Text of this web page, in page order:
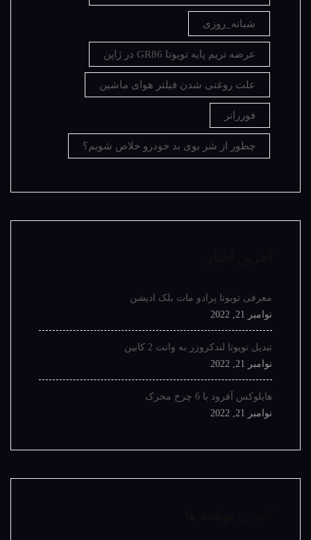
شبانه_روزی
عرضه تریم پایه تویوتا GR86 در ژاپن
علت روغنی شدن فیلتر هوای ماشین
فوررانر
چطور از شر بوی بد خودرو خلاص شویم؟
معرفی تویوتا پرادو مات بلک ادیشن
نوامبر 21, 2022
تبدیل تویوتا لندکروزر به وانت 2 کابین
نوامبر 21, 2022
هایلوکس آفرود با 6 چرخ محرک
نوامبر 21, 2022